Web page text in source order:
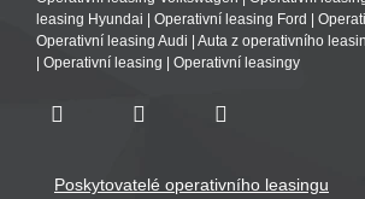
leasing Hyundai
Operativní leasing Ford
Operativní leasing Audi
Auta z operativního
Operativní leasing Operativní leasingy
Poskytovatelé operativního leasingu